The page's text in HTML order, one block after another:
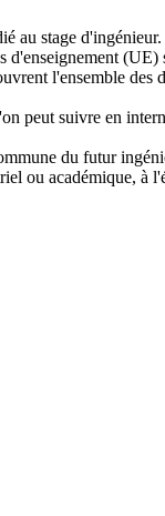
au stage d'ingénieur.
d'enseignement (UE)
l'ensemble
peut suivre en
du futur
ou académique, à